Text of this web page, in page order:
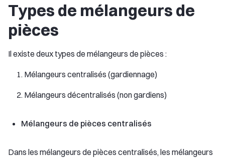
Types de mélangeurs de
pièces
Il existe deux types de mélangeurs de pièces :
Mélangeurs centralisés (gardiennage)
Mélangeurs décentralisés (non gardiens)
Mélangeurs de pièces centralisés
Dans les mélangeurs de pièces centralisés, les mélangeurs